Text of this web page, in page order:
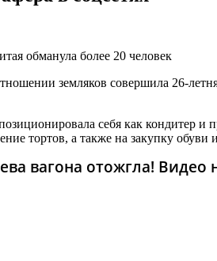
обманула более 20 человек
земляков совершила 26-
себя как кондитер и
тортов, а также на закупку
вагона отожгла!